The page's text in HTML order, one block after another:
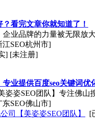
看完文章你就知道了！
业品牌的力量被无限放
江SEO杭州市]
] [未注册]
专业提供百度seo关键词优
姿姿SEO团队】专注佛
东SEO佛山市]
司【美姿姿SEO团队】
[